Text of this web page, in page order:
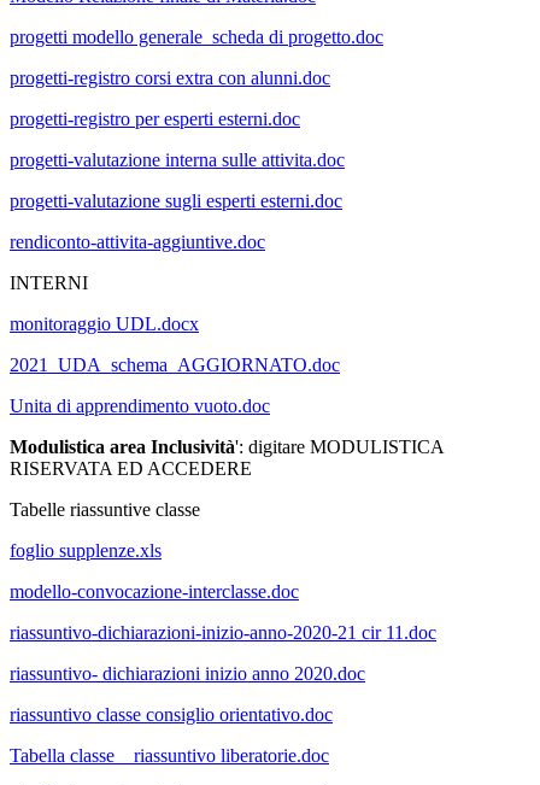
progetti modello generale_scheda di progetto.doc
progetti-registro corsi extra con alunni.doc
progetti-registro per esperti esterni.doc
progetti-valutazione interna sulle attivita.doc
progetti-valutazione sugli esperti esterni.doc
rendiconto-attivita-aggiuntive.doc
INTERNI
monitoraggio UDL.docx
2021_UDA_schema_AGGIORNATO.doc
Unita di apprendimento vuoto.doc
Modulistica area Inclusività': digitare MODULISTICA
RISERVATA ED ACCEDERE
Tabelle riassuntive classe
foglio supplenze.xls
modello-convocazione-interclasse.doc
riassuntivo-dichiarazioni-inizio-anno-2020-21 cir 11.doc
riassuntivo- dichiarazioni inizio anno 2020.doc
riassuntivo classe consiglio orientativo.doc
Tabella classe _ riassuntivo liberatorie.doc